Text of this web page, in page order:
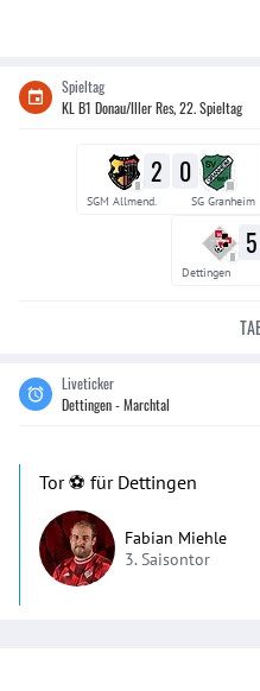
Spieltag
KL B1 Donau/Iller Res, 22. Spieltag
II 2 0 III
SGM Allmend. SG Granheim
II 5
Dettingen
Liveticker
Dettingen - Marchtal
Tor ⚽️ für Dettingen
Fabian Miehle
3. Saisontor